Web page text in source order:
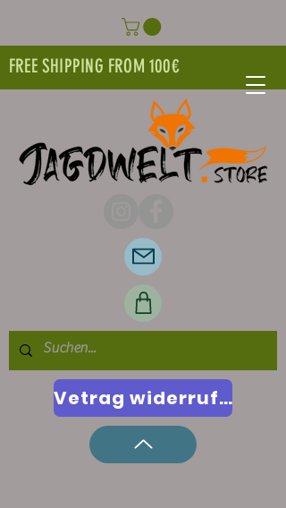
FREE SHIPPING FROM 100€
Vetrag widerrufen